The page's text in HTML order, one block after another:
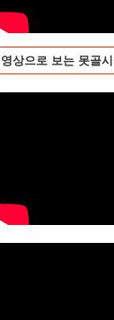
영상으로 보는 못골